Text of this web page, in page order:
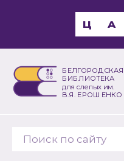
БЕЛГОРОДСКАЯ
БИБЛИОТЕКА
для слепых им.
В.Я. ЕРОШЕНКО
Ц A